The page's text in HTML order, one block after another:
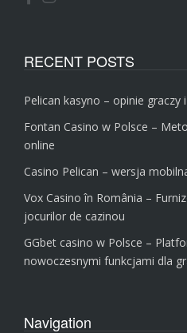
RECENT POSTS
Pelican kasyno – opinie graczy
Fontan Casino w Polsce –
online
Casino Pelican – wersja
Vox Casino în România –
jocurilor de cazinou
GGbet casino w Polsce –
nowoczesnymi funkcjami dla
Navigation